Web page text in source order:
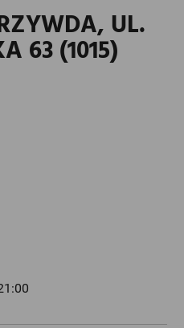
UL.
63 (1015)